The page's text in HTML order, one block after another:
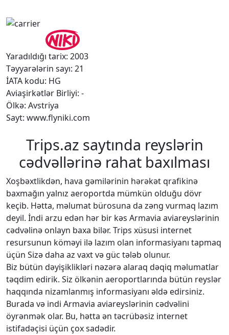
Yaradıldığı tarix: 2003
Təyyarələrin sayı: 21
İATA kodu: HG
Aviaşirkətlər Birliyi: -
Ölkə: Avstriya
Sayt: www.flyniki.com
Trips.az saytında reyslərin
cədvəllərinə rahat baxılması
Xoşbəxtlikdən, hava gəmilərinin hərəkət qrafikinə
baxmağın yalnız aeroportda mümkün olduğu dövr
keçib. Hətta, məlumat bürosuna da zəng vurmaq lazım
deyil. İndi arzu edən hər bir kəs Armavia aviareyslərinin
cədvəlinə onlayn baxa bilər. Trips xüsusi internet
resursunun köməyi ilə lazım olan informasiyanı tapmaq
üçün Sizə daha az vaxt və güc tələb olunur.
Biz bütün dəyişiklikləri nəzərə alaraq dəqiq məlumatlar
təqdim edirik. Siz ölkənin aeroportlarında bütün reyslər
haqqında nizamlanmış informasiyanı əldə edirsiniz.
Burada və indi Armavia aviareyslərinin cədvəlini
öyrənmək olar. Bu, hətta ən təcrübəsiz internet
istifadəçisi üçün çox sadədir.